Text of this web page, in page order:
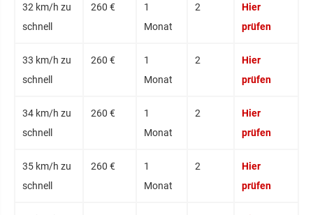
32 km/h zu
schnell
260 €
1
Monat
2
Hier
prüfen
33 km/h zu
schnell
260 €
1
Monat
2
Hier
prüfen
34 km/h zu
schnell
260 €
1
Monat
2
Hier
prüfen
35 km/h zu
schnell
260 €
1
Monat
2
Hier
prüfen